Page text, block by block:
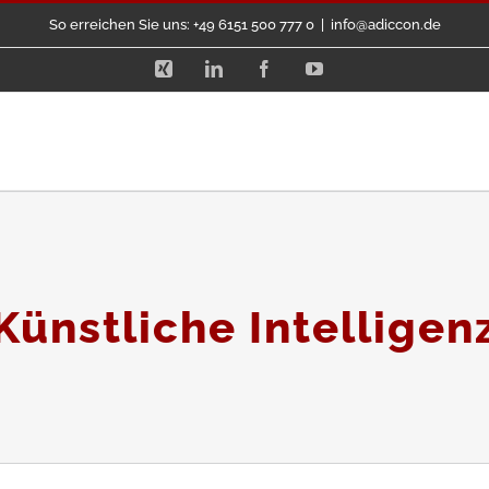
So erreichen Sie uns: +49 6151 500 777 0 info@adiccon.de
Xing LinkedIn FacebookYouTube